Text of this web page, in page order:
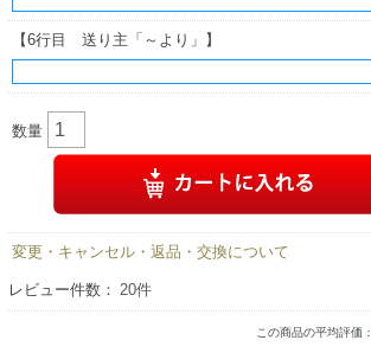
【6行目 送り主「～より」】
数量
変更・キャンセル・返品・交換について
レビュー件数： 20件
この商品の平均評価：